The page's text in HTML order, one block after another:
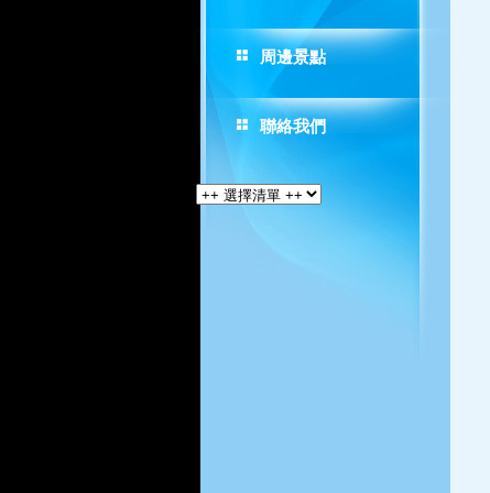
周邊景點
聯絡我們